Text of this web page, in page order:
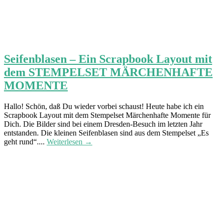
Seifenblasen – Ein Scrapbook Layout mit
dem STEMPELSET MÄRCHENHAFTE
MOMENTE
Hallo! Schön, daß Du wieder vorbei schaust! Heute habe ich ein
Scrapbook Layout mit dem Stempelset Märchenhafte Momente für
Dich. Die Bilder sind bei einem Dresden-Besuch im letzten Jahr
entstanden. Die kleinen Seifenblasen sind aus dem Stempelset „Es
geht rund“.... Weiterlesen →